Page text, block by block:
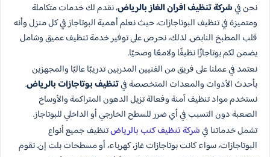
نحن فيشركة تنظيف افران الغاز بالرياض، نقدم لك خدمات متكاملة
ومتميزة في تنظيف البوتاجازات، حيث نعلم أهمية البوتاجاز في كل منزل وأنه
قلب المطبخ النابض. لذلك، نحرص على توفير خدمة تنظيف عميق وشامل
يضمن لكم بوتاجازًا نظيفًا ولامعًا وصحيًا.
نعتمد في عملنا على فريق من الفنيين المدربين تدريبًا عاليًا والمجهزين
بأحدث الأدوات والمعدات المتخصصة فيتنظيف بوتاجازات بالرياض.
نستخدم مواد تنظيف آمنة وفعالة تزيل الدهون المتراكمة والأوساخ
الصعبة دون التسبب في أي ضرر للسطح الخارجي أو الداخلي للبوتاجاز.
تشمل خدماتنا فيشركة تنظيف كنب بالرياضتنظيف جميع أنواع
البوتاجازات، سواء كانت بوتاجازات غاز، كهرباء، أو مسطحات بلت إن. نقوم